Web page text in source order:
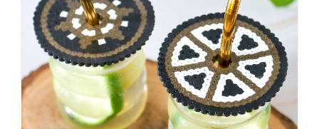
#badezimmer
#makeover
#badezimmerdesign
#renovieren
#altbau